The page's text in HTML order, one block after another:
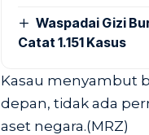
Waspadai Gizi
Catat 1.151 Kasus
Kasau menyambut
depan, tidak ada
aset negara.(MRZ)